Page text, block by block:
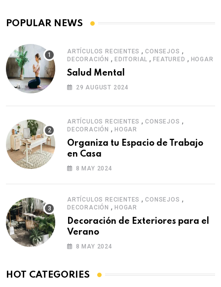
POPULAR NEWS
ARTÍCULOS RECIENTES ,CONSEJOS ,
DECORACIÓN , EDITORIAL ,FEATURED , HOGAR
Salud Mental
29 AUGUST 2024
ARTÍCULOS RECIENTES ,CONSEJOS ,
DECORACIÓN , HOGAR
Organiza tu Espacio de Trabajo
en Casa
8 MAY 2024
ARTÍCULOS RECIENTES ,CONSEJOS ,
DECORACIÓN , HOGAR
Decoración de Exteriores para el
Verano
8 MAY 2024
HOT CATEGORIES